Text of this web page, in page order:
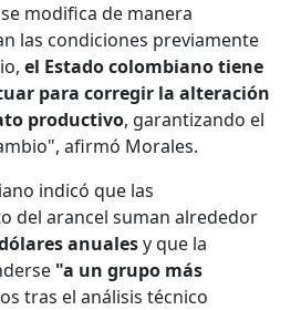
modifica de manera
las condiciones previamente
el Estado colombiano tiene
para corregir la alteración
productivo, garantizando el
afirmó Morales.
indicó que las
del arancel suman alrededor
anualesy que la
"a un grupo más
tras el análisis técnico